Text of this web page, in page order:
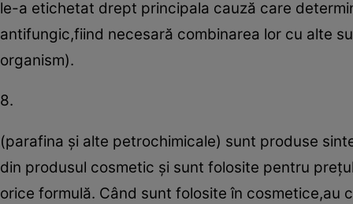
le-a etichetat drept principala cauză care
antifungic,fiind necesară combinarea lor cu alte
organism).
8.
(parafina şi alte petrochimicale) sunt produse
din produsul cosmetic şi sunt folosite pentru
orice formulă. Când sunt folosite în